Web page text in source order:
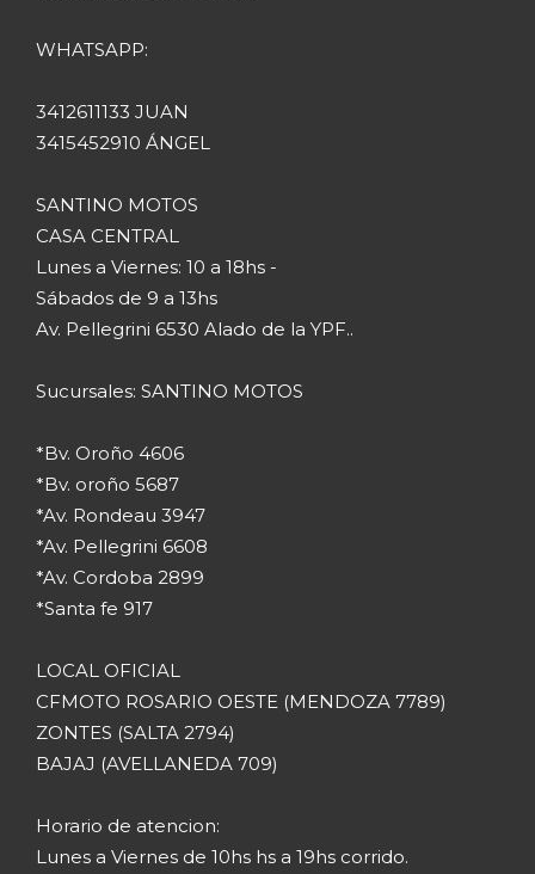
WHATSAPP:
3412611133 JUAN
3415452910 ÁNGEL
SANTINO MOTOS
CASA CENTRAL
Lunes a Viernes: 10 a 18hs -
Sábados de 9 a 13hs
Av. Pellegrini 6530 Alado de la YPF..
Sucursales: SANTINO MOTOS
*Bv. Oroño 4606
*Bv. oroño 5687
*Av. Rondeau 3947
*Av. Pellegrini 6608
*Av. Cordoba 2899
*Santa fe 917
LOCAL OFICIAL
CFMOTO ROSARIO OESTE (MENDOZA 7789)
ZONTES (SALTA 2794)
BAJAJ (AVELLANEDA 709)
Horario de atencion:
Lunes a Viernes de 10hs hs a 19hs corrido.